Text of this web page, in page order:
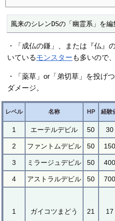
風来のシレンDSの「幽霊系」を編
・「成仏の鎌」、または『仏
いているモンスターも多いので
・「薬草」or「弟切草」を投げ
ダメージ。
レベル 名称 HP 経験
1 エーテルデビル 50 30
2 ファントムデビル 50 150
3 ミラージュデビル 50 400
4 アストラルデビル 50 700
1 ガイコツまどう 21 17